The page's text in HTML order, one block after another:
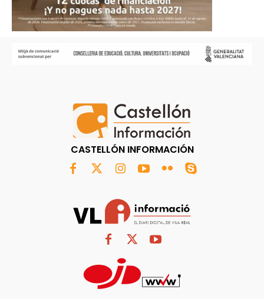
CASTELLÓN INFORMACIÓN